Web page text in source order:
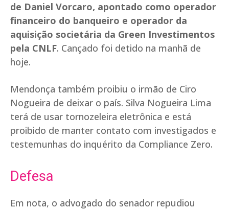
de Daniel Vorcaro, apontado como operador
financeiro do banqueiro e operador da
aquisição societária da Green Investimentos
pela CNLF. Cançado foi detido na manhã de
hoje.
Mendonça também proibiu o irmão de Ciro
Nogueira de deixar o país. Silva Nogueira Lima
terá de usar tornozeleira eletrônica e está
proibido de manter contato com investigados e
testemunhas do inquérito da Compliance Zero.
Defesa
Em nota, o advogado do senador repudiou